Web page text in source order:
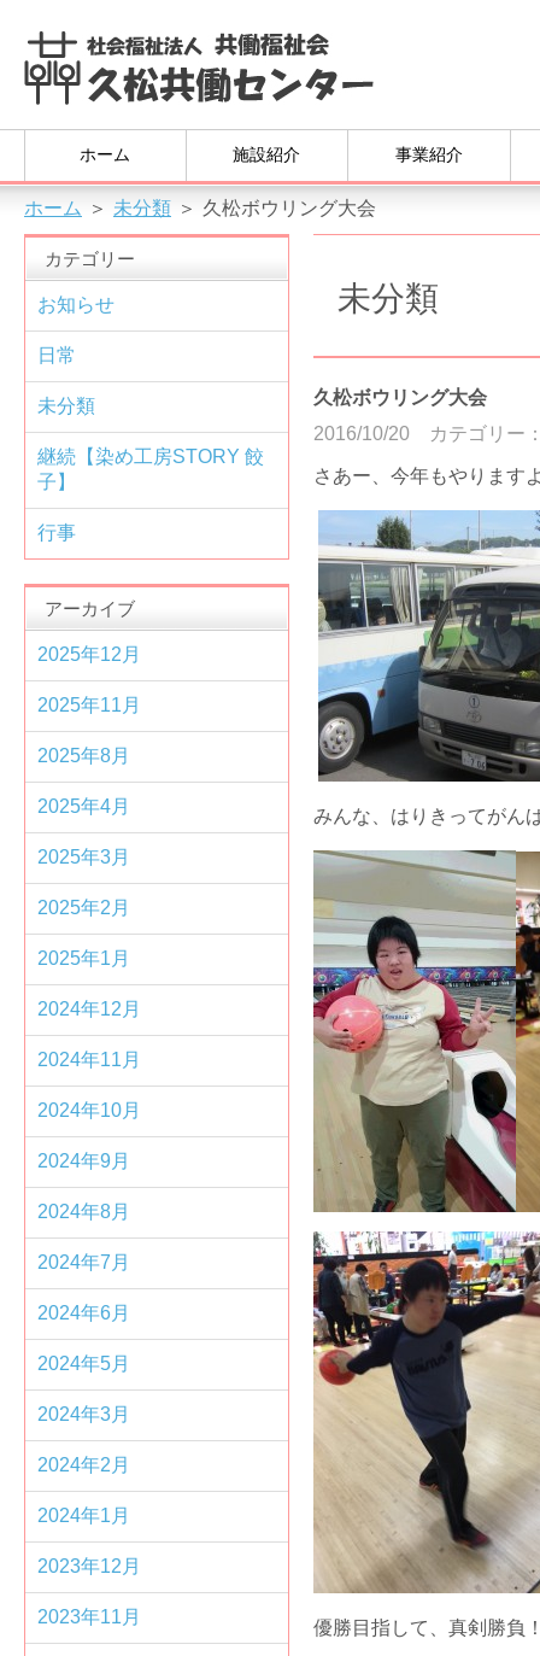
ホーム 施設紹介 事業紹介
ホーム ＞ 未分類 ＞ 久松ボウリング大会
未分類
久松ボウリング大会
2016/10/20
カテゴリー
さあー、今年もやりま
みんな、はりきってが
優勝目指して、真剣勝負
カテゴリー
お知らせ
日常
未分類
継続【染め工房STORY 餃
子】
行事
アーカイブ
2025年12月
2025年11月
2025年8月
2025年4月
2025年3月
2025年2月
2025年1月
2024年12月
2024年11月
2024年10月
2024年9月
2024年8月
2024年7月
2024年6月
2024年5月
2024年3月
2024年2月
2024年1月
2023年12月
2023年11月